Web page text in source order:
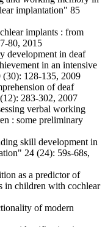
implantation" 85
implants : from
80, 2015
development in deaf
in an intensive
128-135, 2009
of deaf
283-302, 2007
verbal working
: some preliminary
skill development in
24 (24): 59s-68s,
as a predictor of
in children with cochlear
of modern